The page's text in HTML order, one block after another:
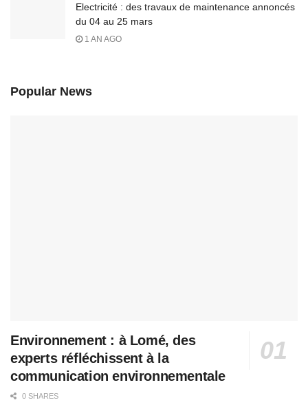
Electricité : des travaux de maintenance annoncés
du 04 au 25 mars
1 AN AGO
Popular News
Environnement : à Lomé, des
experts réfléchissent à la
communication environnementale
0 SHARES